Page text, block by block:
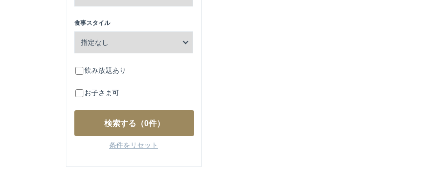
食事スタイル
飲み放題あり
お子さま可
検索する （0件）
条件をリセット